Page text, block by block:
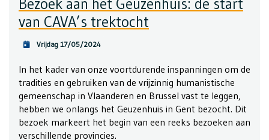
Bezoek aan het Geuzenhuis: de start
van CAVA’s trektocht
Vrijdag 17/05/2024
In het kader van onze voortdurende inspanningen om de
tradities en gebruiken van de vrijzinnig humanistische
gemeenschap in Vlaanderen en Brussel vast te leggen,
hebben we onlangs het Geuzenhuis in Gent bezocht. Dit
bezoek markeert het begin van een reeks bezoeken aan
verschillende provincies.